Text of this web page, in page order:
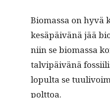
Bio­mas­sa on hyvä
kesäpäivänä jää
niin se bio­mas­sa
talvipäivänä
lop­ul­ta se
polttoa.